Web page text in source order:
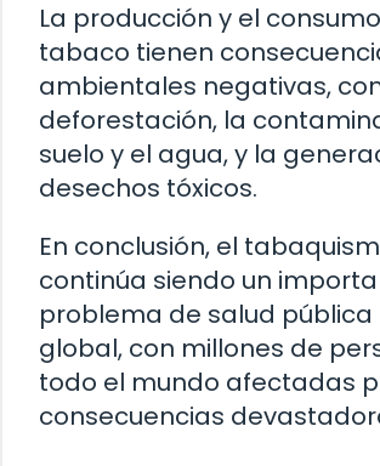
La producción y el
tabaco tienen
ambientales negativas,
deforestación, la
suelo y el agua, y la
desechos tóxicos.
En conclusión, el
continúa siendo un
problema de salud pública
global, con millones de
todo el mundo afectadas
consecuencias